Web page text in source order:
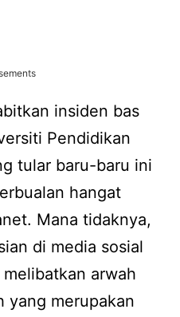
insiden bas
Pendidikan
tular baru-baru ini
hangat
Mana tidaknya,
di media sosial
melibatkan arwah
yang merupakan